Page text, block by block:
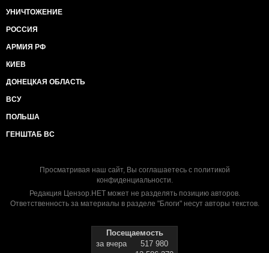
УНИЧТОЖЕНИЕ
РОССИЯ
АРМИЯ РФ
КИЕВ
ДОНЕЦКАЯ ОБЛАСТЬ
ВСУ
ПОЛЬША
ГЕНШТАБ ВС
Просматривая наш сайт, Вы соглашаетесь с политикой
конфиденциальности.
Редакция Цензор.НЕТ может не разделять позицию авторов.
Ответственность за материалы в разделе "Блоги" несут авторы текстов.
Посещаемость
за вчера
517 980